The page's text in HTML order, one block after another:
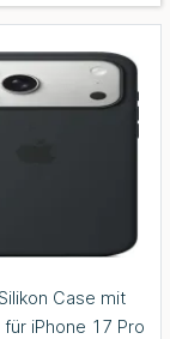
Case mit
für iPhone 17 Pro